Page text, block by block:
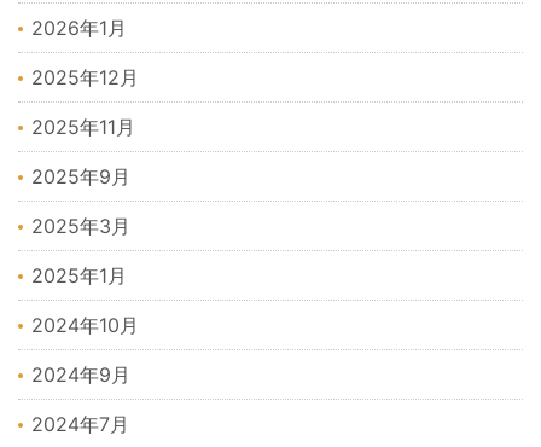
2026年1月
2025年12月
2025年11月
2025年9月
2025年3月
2025年1月
2024年10月
2024年9月
2024年7月